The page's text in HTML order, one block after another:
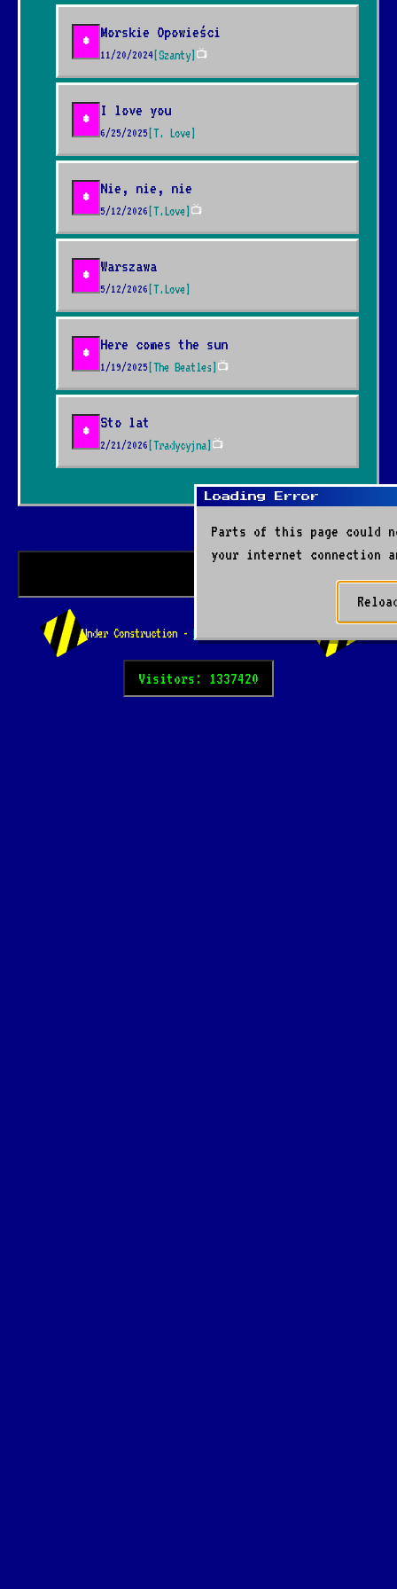
* Morskie Opowieści
11/20/2024 [Szanty] 📺
* I love you
6/25/2025 [T. Love]
* Nie, nie, nie
5/12/2026 [T.Love] 📺
* Warszawa
5/12/2026 [T.Love]
* Here comes the sun
1/19/2025 [The Beatles] 📺
* Sto lat
2/21/2026 [Tradycyjna] 📺
Under Construction - korczak.xyz
Visitors: 1337420
Loading Error
Parts of this page could
your internet connection